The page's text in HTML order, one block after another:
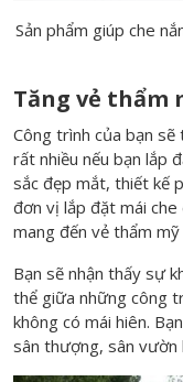
Sản phẩm giúp che
Tăng vẻ thẩm
Công trình của bạn
rất nhiều nếu bạn lắp
sắc đẹp mắt, thiết kế
đơn vị lắp đặt mái
mang đến vẻ thẩm
Bạn sẽ nhận thấy sự
thể giữa những công
không có mái hiên.
sân thượng, sân vườn